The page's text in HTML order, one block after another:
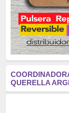
Guerra
genocidio
mujer
Eventos
QUERELLA